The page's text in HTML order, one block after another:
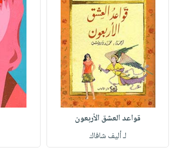
قواعد العشق الأربعون
لـ أليف شافاك